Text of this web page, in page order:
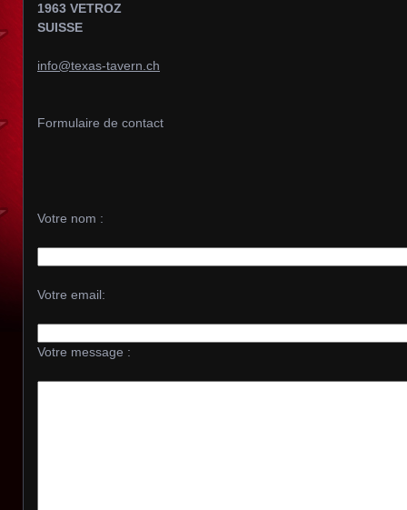
1963 VETROZ
SUISSE
info@texas-tavern.ch
Formulaire de contact
Votre nom :
Votre email:
Votre message :